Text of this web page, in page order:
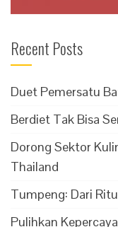
Recent Posts
Duet Pemersatu
Berdiet Tak Bisa
Dorong Sektor
Thailand
Tumpeng: Dari
Pulihkan